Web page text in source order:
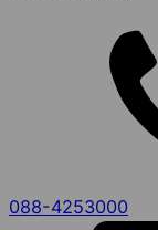
088-4253000